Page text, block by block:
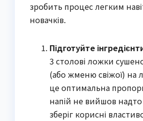
зробить процес легким
новачків.
Підготуйте
3 столові ложки
(або жменю свіжої) на
це оптимальна
напій не вийшов
зберіг корисні